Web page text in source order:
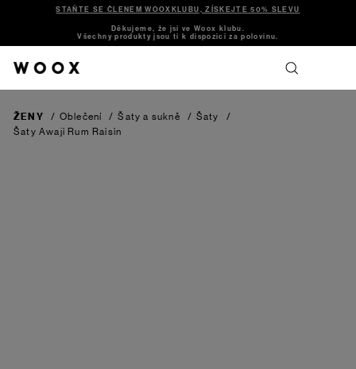
STAŇTE SE ČLENEM WOOXKLUBU, ZÍSKEJTE 50% SLEVU
Děkujeme, že jsi ve Woox klubu.
Všechny produkty jsou ti k dispozici za polovinu.
ŽENY / Oblečení / Šaty a sukně / Šaty
/
Šaty Awaji Rum Raisin